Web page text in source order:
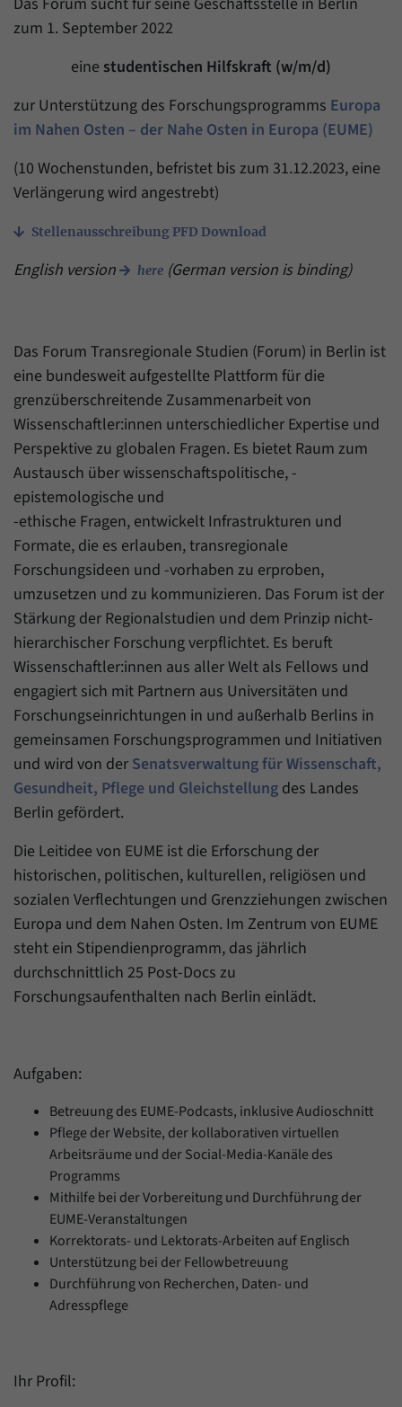
zum 1. September 2022
eine studentischen Hilfskraft (w/m/d)
zur Unterstützung des Forschungsprogramms Europa
im Nahen Osten – der Nahe Osten in Europa (EUME)
(10 Wochenstunden, befristet bis zum 31.12.2023, eine
Verlängerung wird angestrebt)
Stellenausschreibung PFD Download
English version here (German version is binding)
Das Forum Transregionale Studien (Forum) in Berlin ist
eine bundesweit aufgestellte Plattform für die
grenzüberschreitende Zusammenarbeit von
Wissenschaftler:innen unterschiedlicher Expertise und
Perspektive zu globalen Fragen. Es bietet Raum zum
Austausch über wissenschaftspolitische, -
epistemologische und
-ethische Fragen, entwickelt Infrastrukturen und
Formate, die es erlauben, transregionale
Forschungsideen und -vorhaben zu erproben,
umzusetzen und zu kommunizieren. Das Forum ist der
Stärkung der Regionalstudien und dem Prinzip nicht-
hierarchischer Forschung verpflichtet. Es beruft
Wissenschaftler:innen aus aller Welt als Fellows und
engagiert sich mit Partnern aus Universitäten und
Forschungseinrichtungen in und außerhalb Berlins in
gemeinsamen Forschungsprogrammen und Initiativen
und wird von der Senatsverwaltung für Wissenschaft,
Gesundheit, Pflege und Gleichstellung des Landes
Berlin gefördert.
Die Leitidee von EUME ist die Erforschung der
historischen, politischen, kulturellen, religiösen und
sozialen Verflechtungen und Grenzziehungen zwischen
Europa und dem Nahen Osten. Im Zentrum von EUME
steht ein Stipendienprogramm, das jährlich
durchschnittlich 25 Post-Docs zu
Forschungsaufenthalten nach Berlin einlädt.
Aufgaben:
Betreuung des EUME-Podcasts, inklusive Audioschnitt
Pflege der Website, der kollaborativen virtuellen
Arbeitsräume und der Social-Media-Kanäle des
Programms
Mithilfe bei der Vorbereitung und Durchführung der
EUME-Veranstaltungen
Korrektorats- und Lektorats-Arbeiten auf Englisch
Unterstützung bei der Fellowbetreuung
Durchführung von Recherchen, Daten- und
Adresspflege
Ihr Profil:
Zweck
generierte ID, für die historische Speicherung
Ihrer vorgenommen Einstellungen, falls der
Name _pk_ref
Anbieter Matomo
Laufzeit 6 Monate
welcher Internetseite oder Suchmaschine
Besucher durch eine Verlinkung auf unsere
Name _pk_ses
Laufzeit 30 Minuten
Mit diesem Cookie können wir für kurze Zeit
Daten über den aktuellen Aufenthalt von
Besuchern auf unserer Internetseite
speichern.